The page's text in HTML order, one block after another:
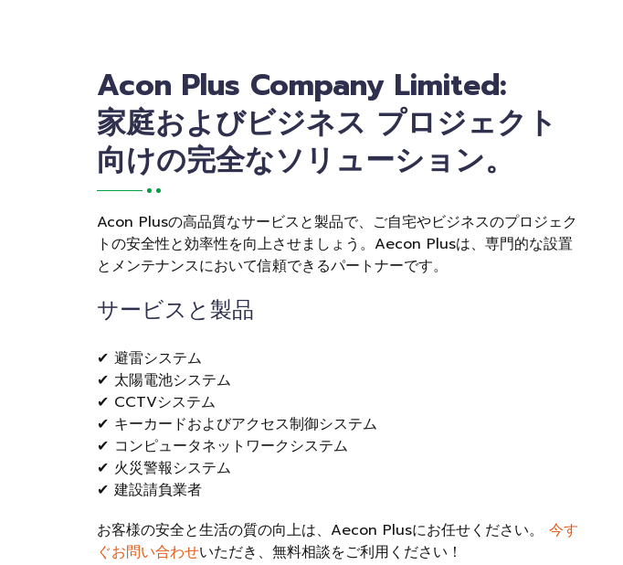
Acon Plus Company Limited:
家庭およびビジネス プロジェクト
向けの完全なソリューション。
Acon Plusの高品質なサービスと製品で、ご自宅やビジネスのプロジェク
トの安全性と効率性を向上させましょう。Aecon Plusは、専門的な設置
とメンテナンスにおいて信頼できるパートナーです。
サービスと製品
✔ 避雷システム
✔ 太陽電池システム
✔ CCTVシステム
✔ キーカードおよびアクセス制御システム
✔ コンピュータネットワークシステム
✔ 火災警報システム
✔ 建設請負業者
お客様の安全と生活の質の向上は、Aecon Plusにお任せください。 今す
ぐお問い合わせいただき、無料相談をご利用ください！